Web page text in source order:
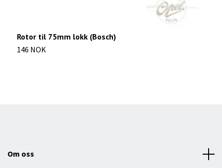
Rotor til 75mm lokk (Bosch)
146 NOK
Om oss